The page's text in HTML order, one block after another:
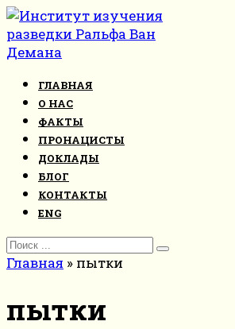
Перейти
к
контенту
ГЛАВНАЯ
О НАС
ФАКТЫ
ПРОНАЦИСТЫ
ДОКЛАДЫ
БЛОГ
КОНТАКТЫ
ENG
Search
for:
Главная » пытки
пытки